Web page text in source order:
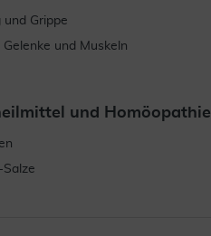
und Grippe
Gelenke und Muskeln
und Homöopathie